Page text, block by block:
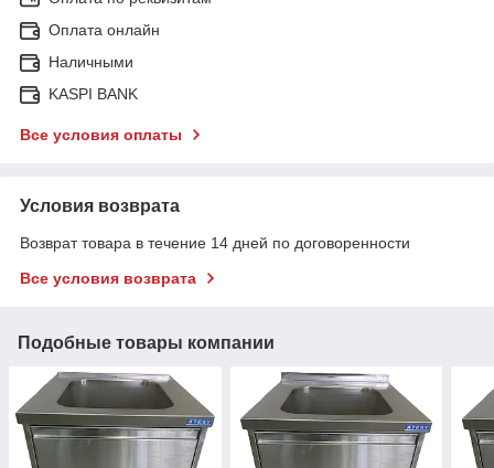
Оплата онлайн
Наличными
KASPI BANK
Все условия оплаты
Условия возврата
Возврат товара в течение 14 дней по договоренности
Все условия возврата
Подобные товары компании